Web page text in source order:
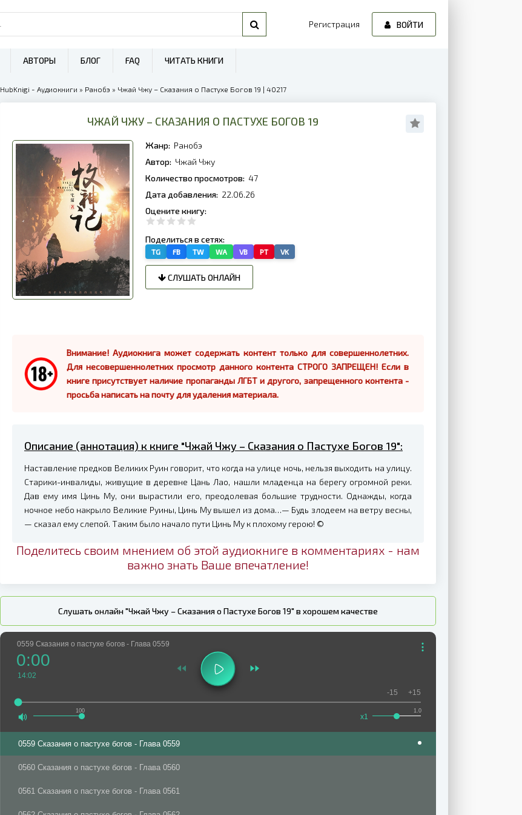
Регистрация ВОЙТИ
АВТОРЫ БЛОГ FAQ ЧИТАТЬ КНИГИ
HubKnigi - Аудиокниги » Ранобэ » Чжай Чжу – Сказания о Пастухе Богов 19 | 40217
ЧЖАЙ ЧЖУ – СКАЗАНИЯ О ПАСТУХЕ БОГОВ 19
Жанр: Ранобэ
Автор: Чжай Чжу
Количество просмотров: 47
Дата добавления: 22.06.26
Оцените книгу:
Поделиться в сетях:
TG FB TW WA VB PT VK
СЛУШАТЬ ОНЛАЙН
Внимание! Аудиокнига может содержать контент только для совершеннолетних.
Для несовершеннолетних просмотр данного контента СТРОГО ЗАПРЕЩЕН! Если в
книге присутствует наличие пропаганды ЛГБТ и другого, запрещенного контента -
просьба написать на почту для удаления материала.
Описание (аннотация) к книге "Чжай Чжу – Сказания о Пастухе Богов 19":
Наставление предков Великих Руин говорит, что когда на улице ночь, нельзя выходить на улицу.
Старики-инвалиды, живущие в деревне Цань Лао, нашли младенца на берегу огромной реки.
Дав ему имя Цинь Му, они вырастили его, преодолевая большие трудности. Однажды, когда
ночное небо накрыло Великие Руины, Цинь Му вышел из дома…— Будь злодеем на ветру весны,
— сказал ему слепой. Таким было начало пути Цинь Му к плохому герою! ©
Поделитесь своим мнением об этой аудиокниге в комментариях - нам
важно знать Ваше впечатление!
Слушать онлайн "Чжай Чжу – Сказания о Пастухе Богов 19" в хорошем качестве
0559 Сказания о пастухе богов - Глава 0559
100
0:00
14:02
1.0
x1
-15 +15
0559 Сказания о пастухе богов - Глава 0559
0560 Сказания о пастухе богов - Глава 0560
0561 Сказания о пастухе богов - Глава 0561